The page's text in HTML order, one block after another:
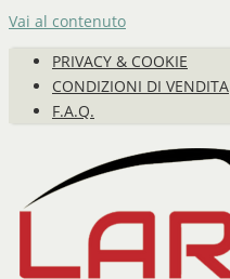
Vai al contenuto
PRIVACY & COOKIE
CONDIZIONI DI VENDITA
F.A.Q.